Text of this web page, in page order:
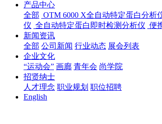
产品中心
全部 OTM 6000 X全自动特定蛋白分析
仪 全自动特定蛋白即时检测分析仪 便
新闻资讯
全部 公司新闻 行业动态 展会列表
企业文化
“运动会” 画廊 青年会 尚学院
招贤纳士
人才理念 职业规划 职位招聘
English